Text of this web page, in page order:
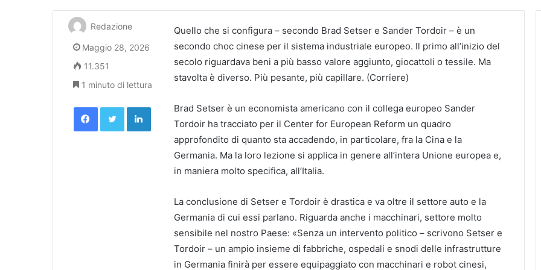
Quello che si configura – secondo Brad Setser e Sander Tordoir – è un
secondo choc cinese per il sistema industriale europeo. Il primo all’inizio del
secolo riguardava beni a più basso valore aggiunto, giocattoli o tessile. Ma
stavolta è diverso. Più pesante, più capillare. (Corriere)
Brad Setser è un economista americano con il collega europeo Sander
Tordoir ha tracciato per il Center for European Reform un quadro
approfondito di quanto sta accadendo, in particolare, fra la Cina e la
Germania. Ma la loro lezione si applica in genere all’intera Unione europea e,
in maniera molto specifica, all’Italia.
La conclusione di Setser e Tordoir è drastica e va oltre il settore auto e la
Germania di cui essi parlano. Riguarda anche i macchinari, settore molto
sensibile nel nostro Paese: «Senza un intervento politico – scrivono Setser e
Tordoir – un ampio insieme di fabbriche, ospedali e snodi delle infrastrutture
in Germania finirà per essere equipaggiato con macchinari e robot cinesi,
Redazione
Maggio 28, 2026
11.351
1 minuto di lettura
Facebook Twitter LinkedIn